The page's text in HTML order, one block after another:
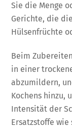
Sie die Menge
Gerichte, die
Hülsenfrüchte
Beim
in einer
abzumildern,
Kochens hinzu,
Intensität der
Ersatzstoffe wie